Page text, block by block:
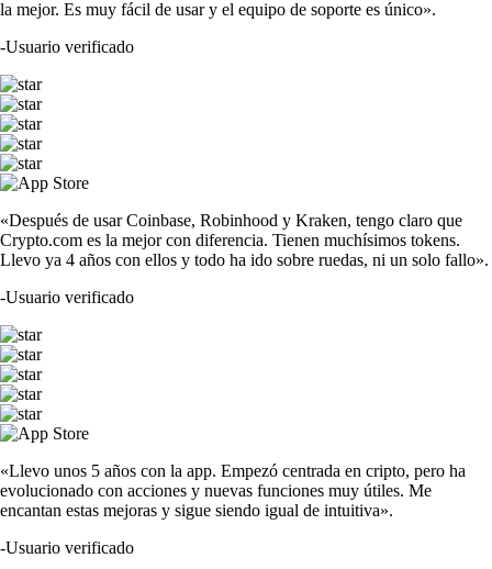
la mejor. Es muy fácil de usar y el equipo de soporte es único».
-Usuario verificado
«Después de usar Coinbase, Robinhood y Kraken, tengo claro que
Crypto.com es la mejor con diferencia. Tienen muchísimos tokens.
Llevo ya 4 años con ellos y todo ha ido sobre ruedas, ni un solo fallo».
-Usuario verificado
«Llevo unos 5 años con la app. Empezó centrada en cripto, pero ha
evolucionado con acciones y nuevas funciones muy útiles. Me
encantan estas mejoras y sigue siendo igual de intuitiva».
-Usuario verificado